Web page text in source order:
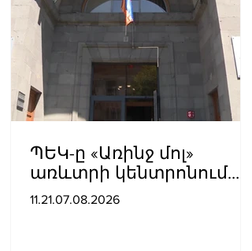
ՊԵԿ-ը «Առինջ մոլ»
առևտրի կենտրոնում
բացահայտել է 1,3 մլրդ
11.21.07.08.2026